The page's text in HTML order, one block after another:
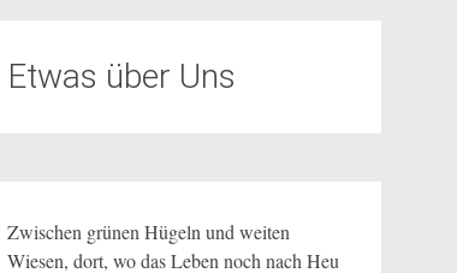
Etwas über Uns
Zwischen grünen Hügeln und weiten
Wiesen, dort, wo das Leben noch nach Heu